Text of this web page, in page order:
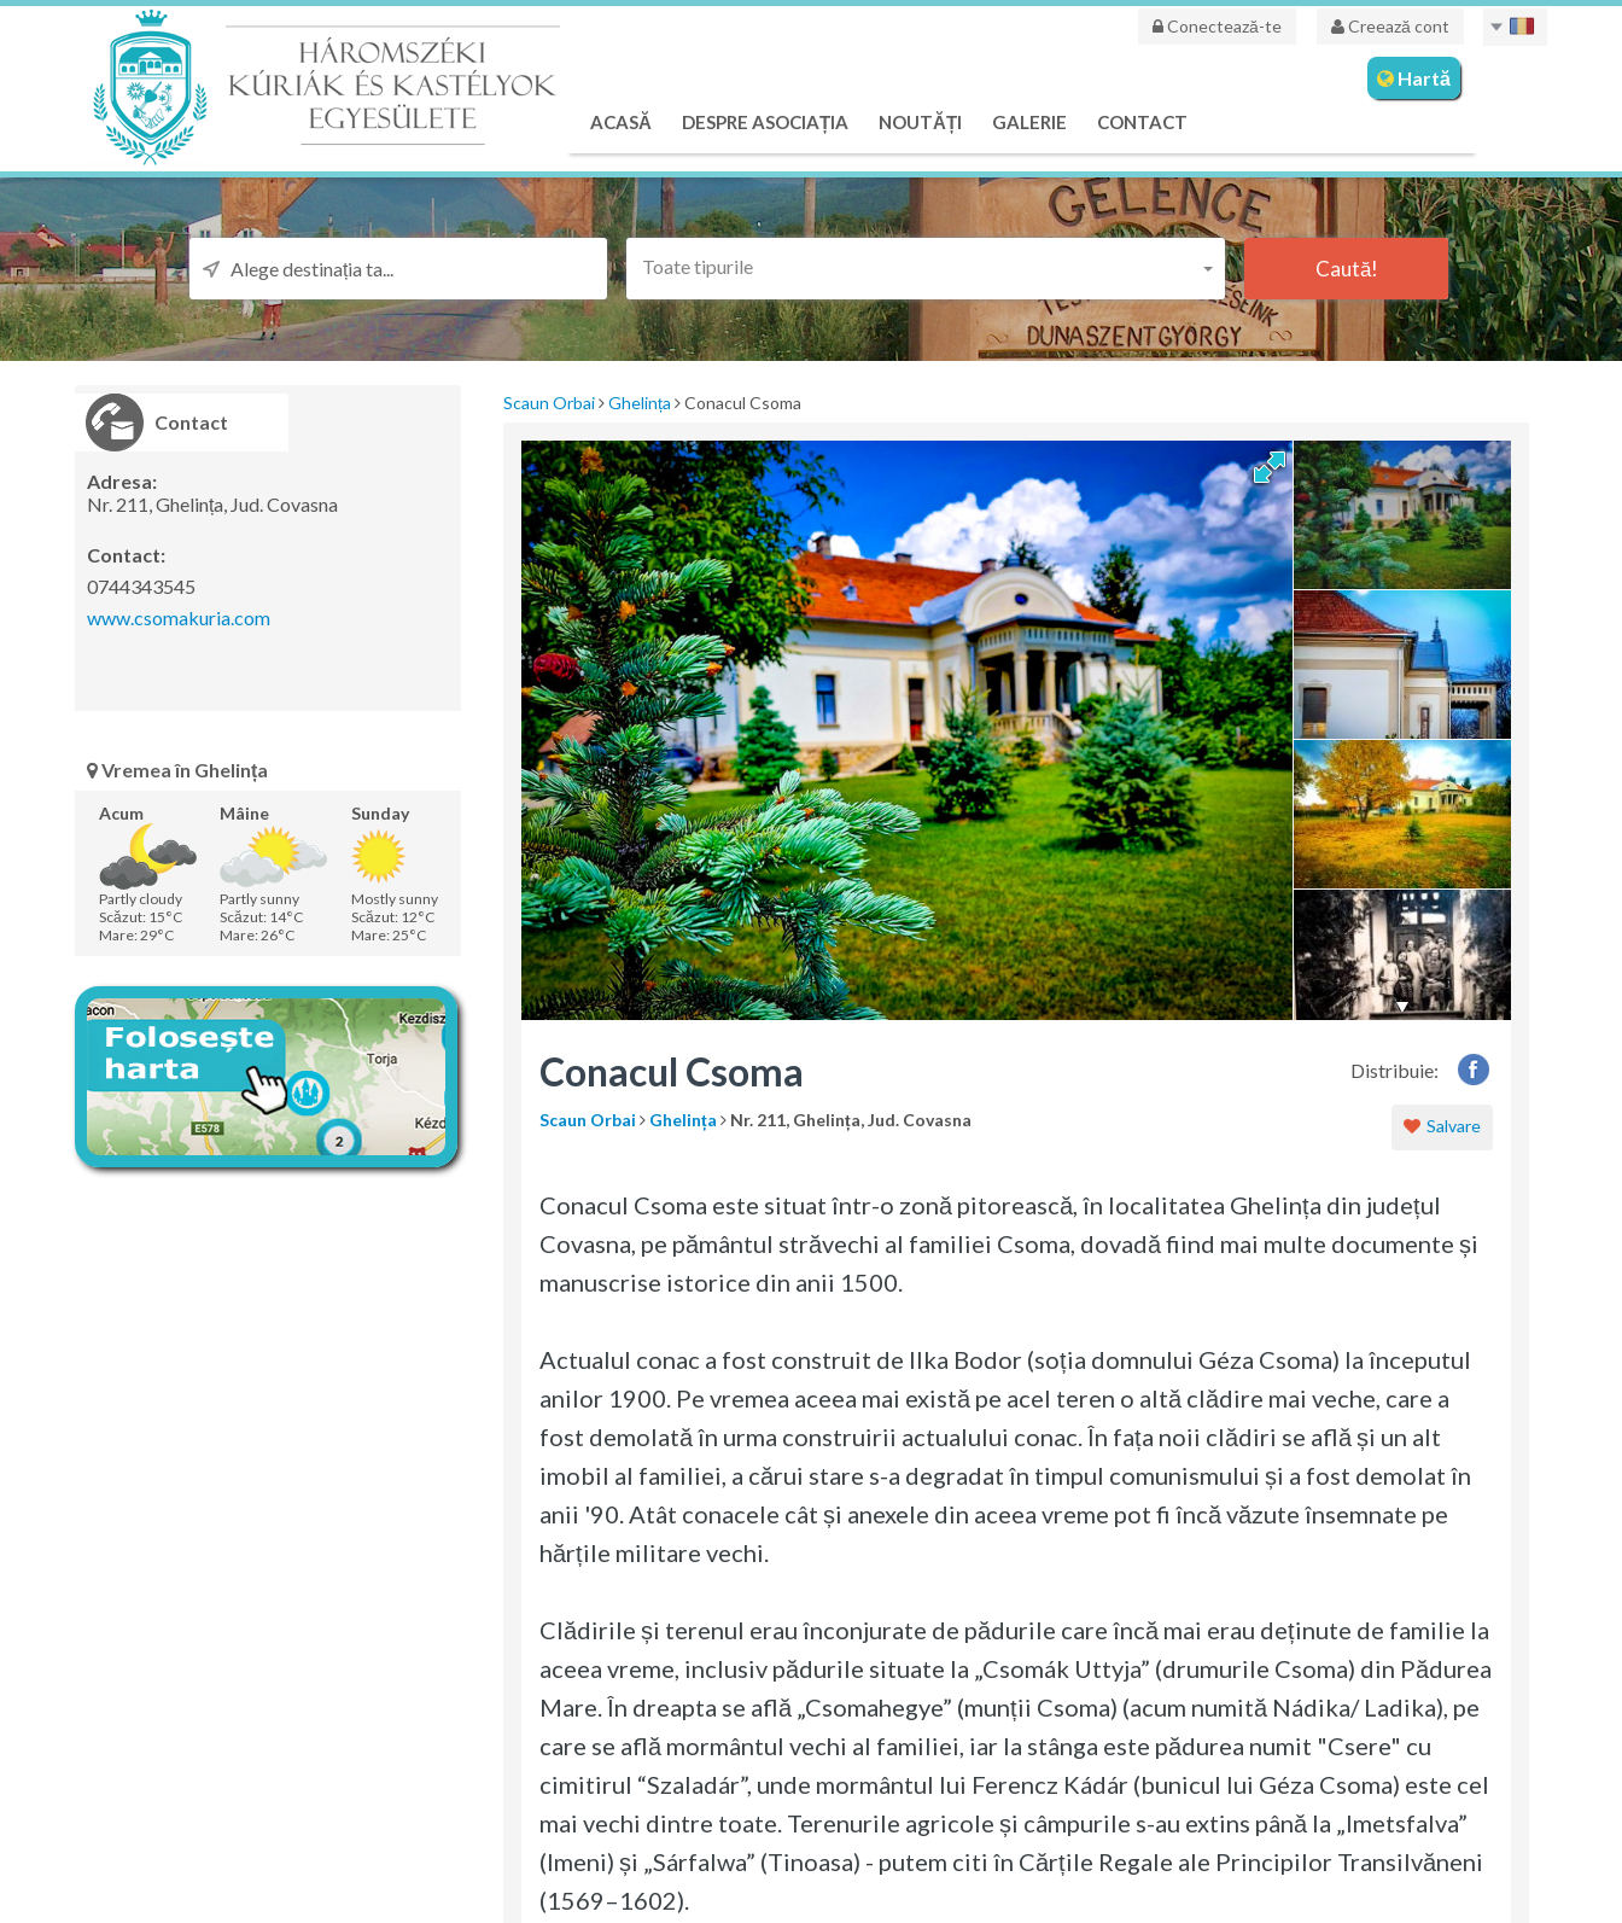
Conectează-te Creează cont
ACASĂ DESPRE ASOCIAȚIA NOUTĂȚI GALERIE CONTACT
Hartă
Toate tipurile Caută!
Contact
Adresa:
Nr. 211, Ghelința, Jud. Covasna
Contact:
0744343545
www.csomakuria.com
Vremea în Ghelința
Acum Mâine Sunday
Partly cloudy Partly sunny
Mostly sunny
Scăzut: 15°C
Scăzut: 14°C
Scăzut: 12°C
Mare: 29°C
Mare: 26°C Mare: 25°C
Scaun Orbai Ghelința Conacul Csoma
Distribuie:
Conacul Csoma
Scaun Orbai Ghelința Nr. 211, Ghelința, Jud. Covasna Salvare
Conacul Csoma este situat într-o zonă pitorească, în localitatea Ghelința din județul
Covasna, pe pământul străvechi al familiei Csoma, dovadă fiind mai multe documente și
manuscrise istorice din anii 1500.
Actualul conac a fost construit de Ilka Bodor (soția domnului Géza Csoma) la începutul
anilor 1900. Pe vremea aceea mai există pe acel teren o altă clădire mai veche, care a
fost demolată în urma construirii actualului conac. În fața noii clădiri se află și un alt
imobil al familiei, a cărui stare s-a degradat în timpul comunismului și a fost demolat în
anii '90. Atât conacele cât și anexele din aceea vreme pot fi încă văzute însemnate pe
hărțile militare vechi.
Clădirile și terenul erau înconjurate de pădurile care încă mai erau deținute de familie la
aceea vreme, inclusiv pădurile situate la „Csomák Uttyja” (drumurile Csoma) din Pădurea
Mare. În dreapta se află „Csomahegye” (munții Csoma) (acum numită Nádika/ Ladika), pe
care se află mormântul vechi al familiei, iar la stânga este pădurea numit "Csere" cu
cimitirul “Szaladár”, unde mormântul lui Ferencz Kádár (bunicul lui Géza Csoma) este cel
mai vechi dintre toate. Terenurile agricole și câmpurile s-au extins până la „Imetsfalva”
(Imeni) și „Sárfalwa” (Tinoasa) - putem citi în Cărțile Regale ale Principilor Transilvăneni
(1569–1602).